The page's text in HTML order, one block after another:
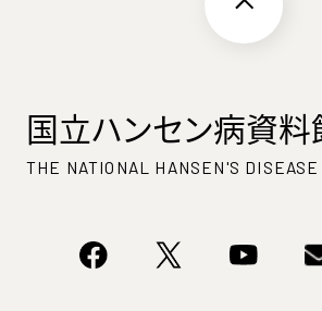
国立ハンセン病資料
THE NATIONAL HANSEN'S DISEASE